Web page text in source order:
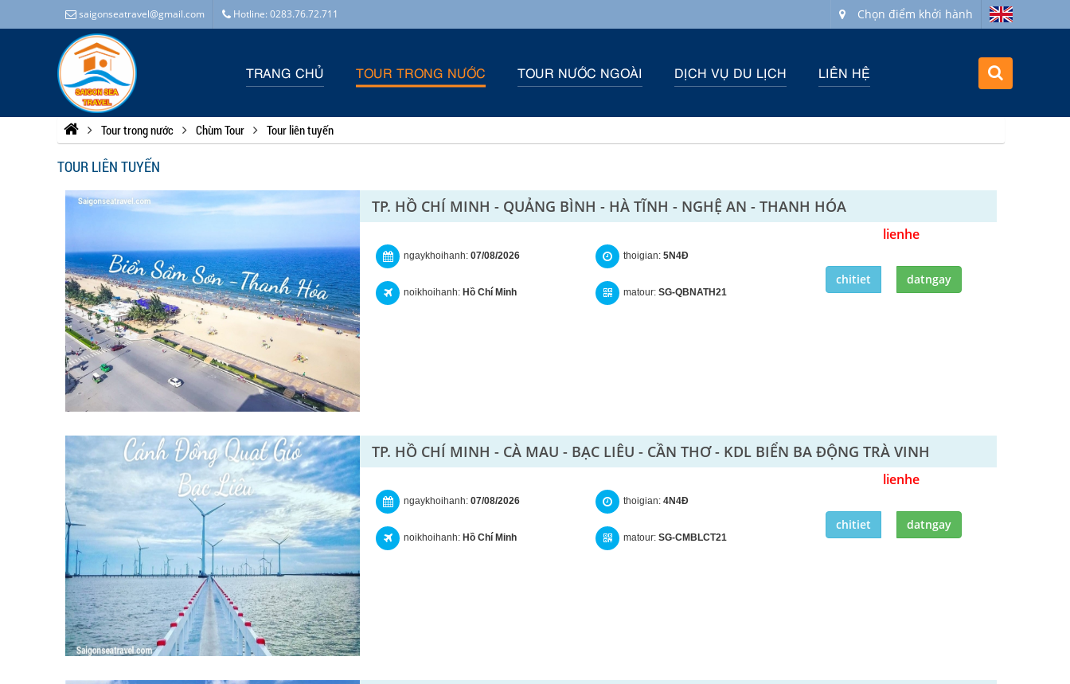
saigonseatravel@gmail.com Hotline: 0283.76.72.711 Chọn điểm khởi hành
TRANG CHỦ TOUR TRONG NƯỚC TOUR NƯỚC NGOÀI DỊCH VỤ DU LỊCH LIÊN HỆ
Tour trong nước Chùm Tour Tour liên tuyến
TOUR LIÊN TUYẾN
TP. HỒ CHÍ MINH - QUẢNG BÌNH - HÀ TĨNH - NGHỆ AN - THANH HÓA
ngaykhoihanh: 07/08/2026
noikhoihanh: Hồ Chí Minh
thoigian: 5N4Đ
matour: SG-QBNATH21
lienhe
chitiet datngay
TP. HỒ CHÍ MINH - CÀ MAU - BẠC LIÊU - CẦN THƠ - KDL BIỂN BA ĐỘNG TRÀ VINH
ngaykhoihanh: 07/08/2026
noikhoihanh: Hồ Chí Minh
thoigian: 4N4Đ
matour: SG-CMBLCT21
lienhe
chitiet datngay